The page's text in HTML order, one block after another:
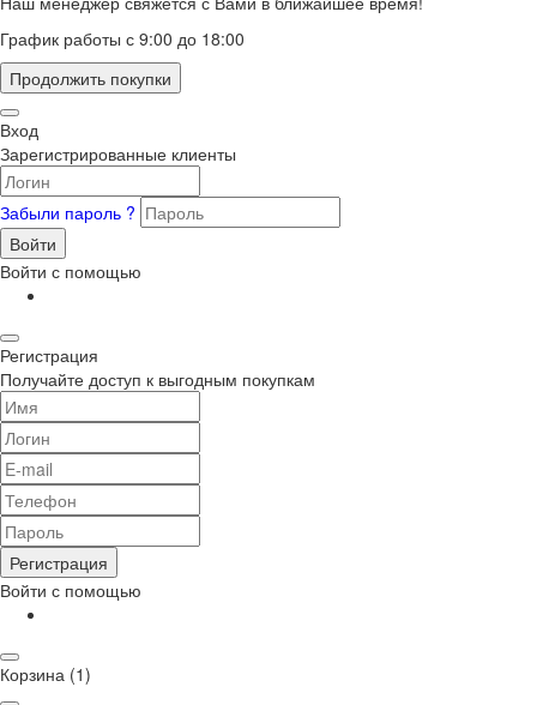
График работы с 9:00 до 18:00
Продолжить покупки
Вход
Зарегистрированные клиенты
Забыли пароль ?
Войти
Войти с помощью
Регистрация
Получайте доступ к выгодным покупкам
Регистрация
Войти с помощью
Корзина (1)